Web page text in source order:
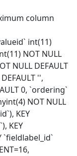
column
int(11)
NOT NULL
NULL DEFAULT
'',
0, `ordering`
NOT NULL
KEY
KEY
`fieldlabel_id`